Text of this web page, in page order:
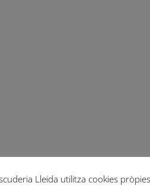
Lleida utilitza cookies